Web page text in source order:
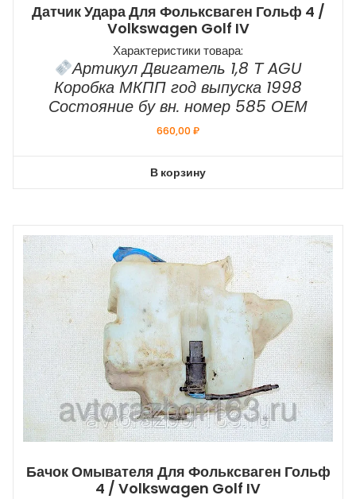
Датчик Удара Для Фольксваген Гольф 4 /
Volkswagen Golf IV
Характеристики товара:
Артикул Двигатель 1,8 Т AGU
Коробка МКПП год выпуска 1998
Состояние бу вн. номер 585 ОЕМ
660,00₽
В корзину
Бачок Омывателя Для Фольксваген Гольф
4 / Volkswagen Golf IV